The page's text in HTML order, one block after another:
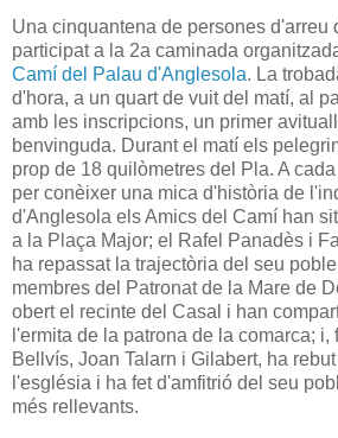
Una cinquantena de persones d'arreu
participat a la 2a caminada
Camí del Palau d'Anglesola. La
d'hora, a un quart de vuit del matí, al
amb les inscripcions, un primer
benvinguda. Durant el matí els
prop de 18 quilòmetres del Pla. A
per conèixer una mica d'història de
d'Anglesola els Amics del Camí han
a la Plaça Major; el Rafel Panadès i
ha repassat la trajectòria del seu
membres del Patronat de la Mare de
obert el recinte del Casal i han
l'ermita de la patrona de la comarca;
Bellvís, Joan Talarn i Gilabert, ha
l'església i ha fet d'amfitrió del seu
més rellevants.